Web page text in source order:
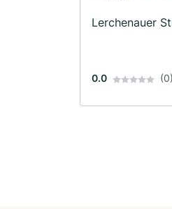
Lerchenauer
0.0 (0)